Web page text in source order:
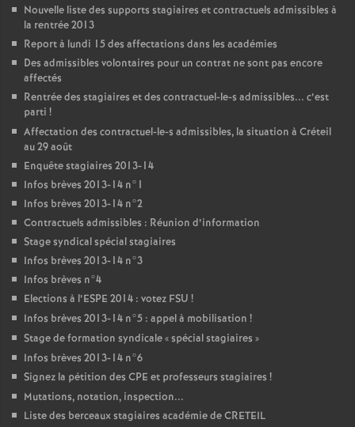
Nouvelle liste des supports stagiaires et contractuels admissibles à
la rentrée 2013
Report à lundi 15 des affectations dans les académies
Des admissibles volontaires pour un contrat ne sont pas encore
affectés
Rentrée des stagiaires et des contractuel-le-s admissibles... c’est
parti !
Affectation des contractuel-le-s admissibles, la situation à Créteil
au 29 août
Enquête stagiaires 2013-14
Infos brèves 2013-14 n°1
Infos brèves 2013-14 n°2
Contractuels admissibles : Réunion d’information
Stage syndical spécial stagiaires
Infos brèves 2013-14 n°3
Infos brèves n°4
Elections à l’ESPE 2014 : votez FSU !
Infos brèves 2013-14 n°5 : appel à mobilisation !
Stage de formation syndicale «spécial stagiaires »
Infos brèves 2013-14 n°6
Signez la pétition des CPE et professeurs stagiaires !
Mutations, notation, inspection...
Liste des berceaux stagiaires académie deCRETEIL